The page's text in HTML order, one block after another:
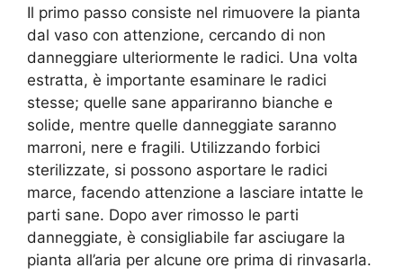
Il primo passo consiste nel rimuovere la pianta
dal vaso con attenzione, cercando di non
danneggiare ulteriormente le radici. Una volta
estratta, è importante esaminare le radici
stesse; quelle sane appariranno bianche e
solide, mentre quelle danneggiate saranno
marroni, nere e fragili. Utilizzando forbici
sterilizzate, si possono asportare le radici
marce, facendo attenzione a lasciare intatte le
parti sane. Dopo aver rimosso le parti
danneggiate, è consigliabile far asciugare la
pianta all’aria per alcune ore prima di rinvasarla.